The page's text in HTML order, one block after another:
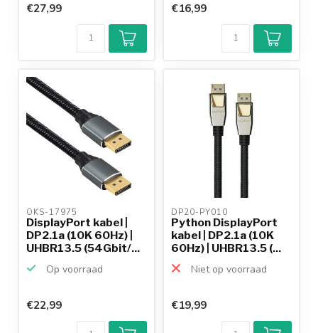
€27,99 €16,99
OKS-17975
DisplayPort kabel |
DP2.1a (10K 60Hz) |
UHBR13.5 (54Gbit/...
Op voorraad
€22,99
DP20-PY010
Python DisplayPort
kabel | DP2.1a (10K
60Hz) | UHBR13.5 (...
Niet op voorraad
€19,99